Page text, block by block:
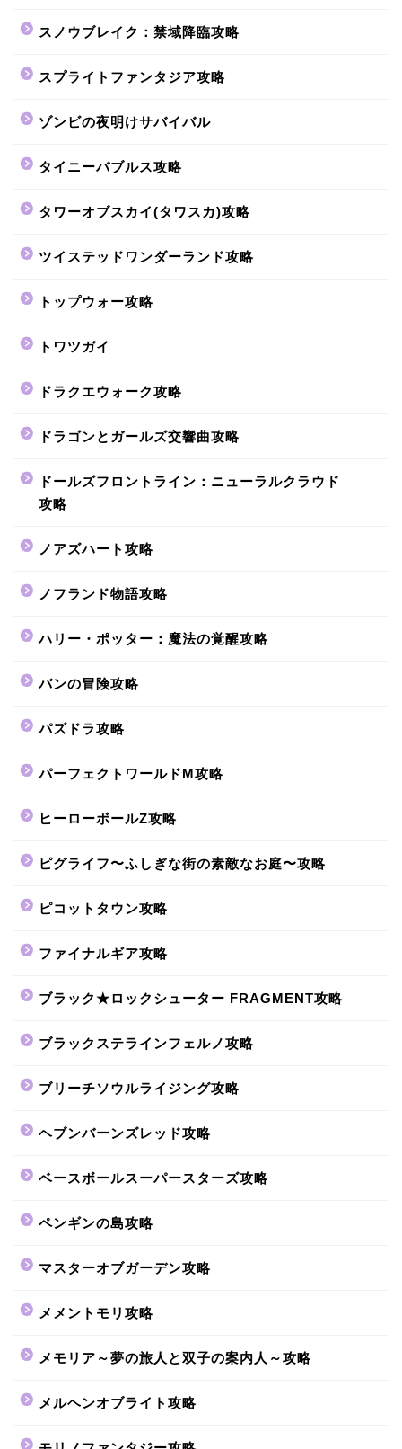
スノウブレイク：禁域降臨攻略
スプライトファンタジア攻略
ゾンビの夜明けサバイバル
タイニーバブルス攻略
タワーオブスカイ(タワスカ)攻略
ツイステッドワンダーランド攻略
トップウォー攻略
トワツガイ
ドラクエウォーク攻略
ドラゴンとガールズ交響曲攻略
ドールズフロントライン：ニューラルクラウド
攻略
ノアズハート攻略
ノフランド物語攻略
ハリー・ポッター：魔法の覚醒攻略
バンの冒険攻略
パズドラ攻略
パーフェクトワールドM攻略
ヒーローボールZ攻略
ピグライフ〜ふしぎな街の素敵なお庭〜攻略
ピコットタウン攻略
ファイナルギア攻略
ブラック★ロックシューター FRAGMENT攻略
ブラックステラインフェルノ攻略
ブリーチソウルライジング攻略
ヘブンバーンズレッド攻略
ベースボールスーパースターズ攻略
ペンギンの島攻略
マスターオブガーデン攻略
メメントモリ攻略
メモリア～夢の旅人と双子の案内人～攻略
メルヘンオブライト攻略